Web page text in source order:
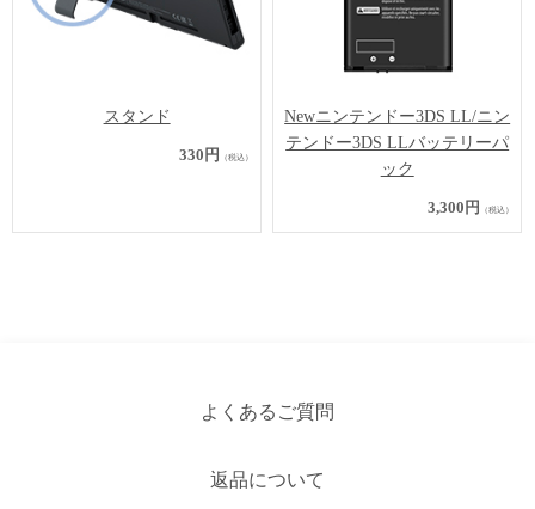
スタンド
330円 （税込）
Newニンテンドー3DS LL/ニン
テンドー3DS LLバッテリーパ
ック
3,300円 （税込）
よくあるご質問
返品について